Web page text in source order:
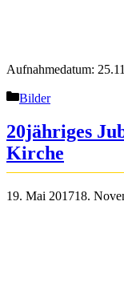
Aufnahmedatum:
Kategorien
Bilder
20jähriges
Kirche
19. Mai 201718.